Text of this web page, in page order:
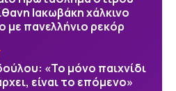
Ιακωβάκη χάλκινο
με πανελλήνιο ρεκόρ
«Το μόνο παιχνίδι
είναι το επόμενο»